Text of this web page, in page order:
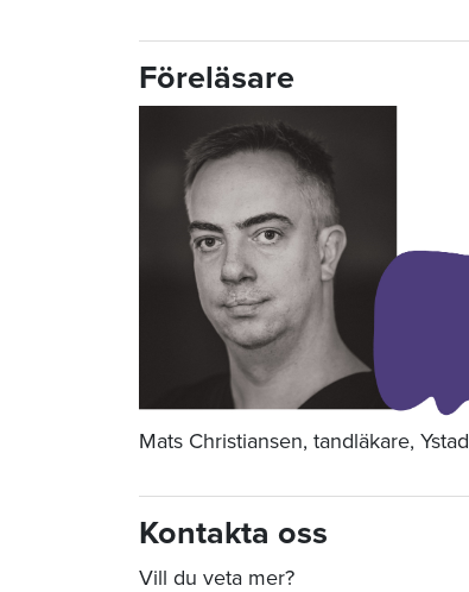
Föreläsare
Mats Christiansen, tandläkare, Ystad
Kontakta oss
Vill du veta mer?